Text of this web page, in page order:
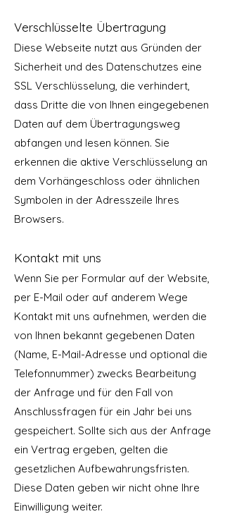
Verschlüsselte Übertragung
Diese Webseite nutzt aus Gründen der
Sicherheit und des Datenschutzes eine
SSL Verschlüsselung, die verhindert,
dass Dritte die von Ihnen eingegebenen
Daten auf dem Übertragungsweg
abfangen und lesen können. Sie
erkennen die aktive Verschlüsselung an
dem Vorhängeschloss oder ähnlichen
Symbolen in der Adresszeile Ihres
Browsers.
Kontakt mit uns
Wenn Sie per Formular auf der Website,
per E-Mail oder auf anderem Wege
Kontakt mit uns aufnehmen, werden die
von Ihnen bekannt gegebenen Daten
(Name, E-Mail-Adresse und optional die
Telefonnummer) zwecks Bearbeitung
der Anfrage und für den Fall von
Anschlussfragen für ein Jahr bei uns
gespeichert. Sollte sich aus der Anfrage
ein Vertrag ergeben, gelten die
gesetzlichen Aufbewahrungsfristen.
Diese Daten geben wir nicht ohne Ihre
Einwilligung weiter.